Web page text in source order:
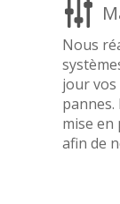
Nous
jour vos
mise en
afin de